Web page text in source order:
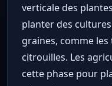
verticale des
planter des
graines, comme
citrouilles. Les
cette phase pour